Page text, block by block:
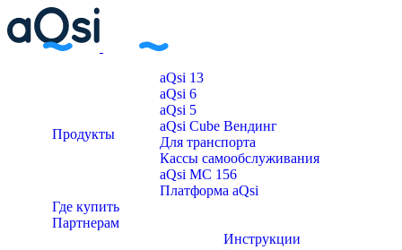
Продукты
aQsi 13
aQsi 6
aQsi 5
aQsi Cube Вендинг
Для транспорта
Кассы самообслуживания
aQsi МС 156
Платформа aQsi
Где купить
Партнерам
Инструкции